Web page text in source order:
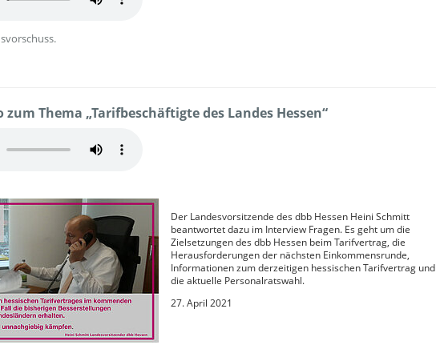
zum Thema „Tarifbeschäftigte des Landes Hessen“
Der Landesvorsitzende des dbb Hessen Heini Schmitt
beantwortet dazu im Interview Fragen. Es geht um die
Zielsetzungen des dbb Hessen beim Tarifvertrag, die
Herausforderungen der nächsten Einkommensrunde,
Informationen zum derzeitigen hessischen Tarifvertrag und
die aktuelle Personalratswahl.
27. April 2021